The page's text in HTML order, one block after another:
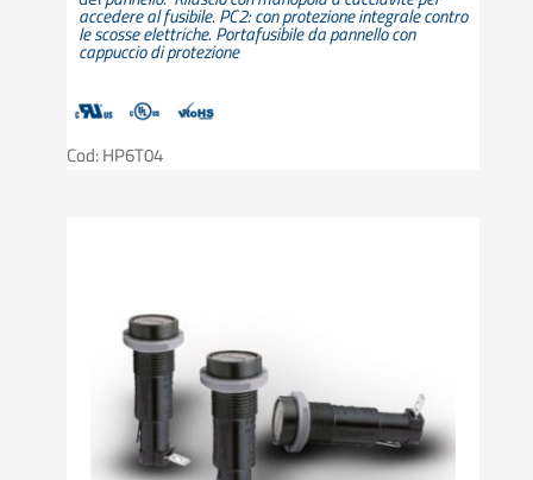
accedere al fusibile. PC2: con protezione integrale contro
le scosse elettriche. Portafusibile da pannello con
cappuccio di protezione
Cod: HP6T04